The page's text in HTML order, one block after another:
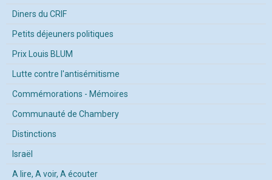
Diners du CRIF
Petits déjeuners politiques
Prix Louis BLUM
Lutte contre l'antisémitisme
Commémorations - Mémoires
Communauté de Chambery
Distinctions
Israël
A lire, A voir, A écouter